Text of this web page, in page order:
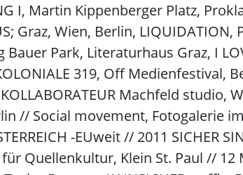
I, Martin Kippenberger Platz,
Graz, Wien, Berlin,
Park, Literaturhaus Graz, I
319, Off
Machfeld studio,
// Social movement, Fotogalerie
-EUweit // 2011 SICHER
Quellenkultur, Klein St. Paul // 12